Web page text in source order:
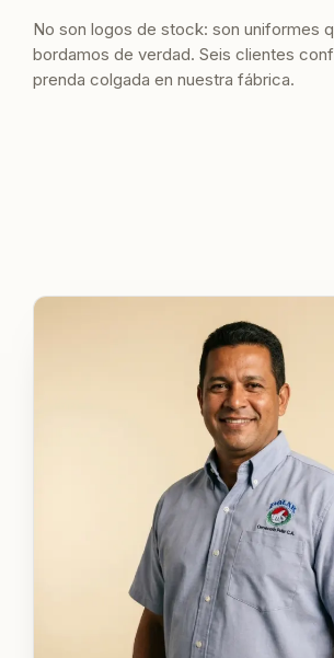
No son logos de stock: son uniformes
bordamos de verdad. Seis clientes
prenda colgada en nuestra fábrica.